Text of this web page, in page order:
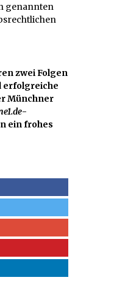
genannten
zwei Folgen
erfolgreiche
Münchner
-
ein frohes